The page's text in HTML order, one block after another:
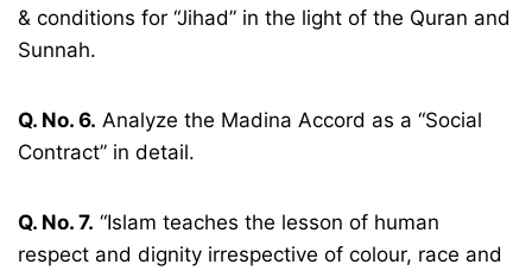
& conditions for “Jihad” in the light of the Quran and
Sunnah.
Q. No. 6. Analyze the Madina Accord as a “Social
Contract” in detail.
Q. No. 7. “Islam teaches the lesson of human
respect and dignity irrespective of colour, race and